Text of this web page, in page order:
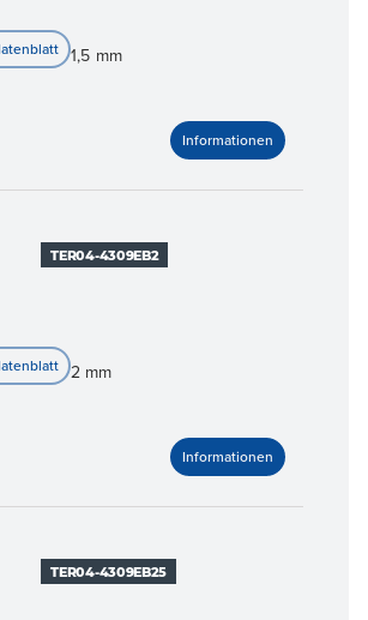
1,5 mm
TER04-4309EB2
2 mm
TER04-4309EB25